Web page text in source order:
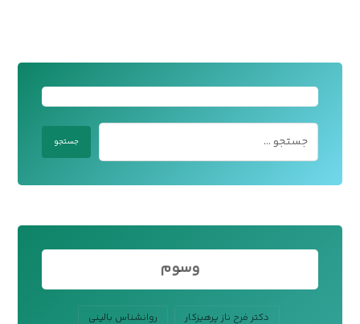
وسوم
دکتر فرح ناز پرهیزکار روانشناس بالینی